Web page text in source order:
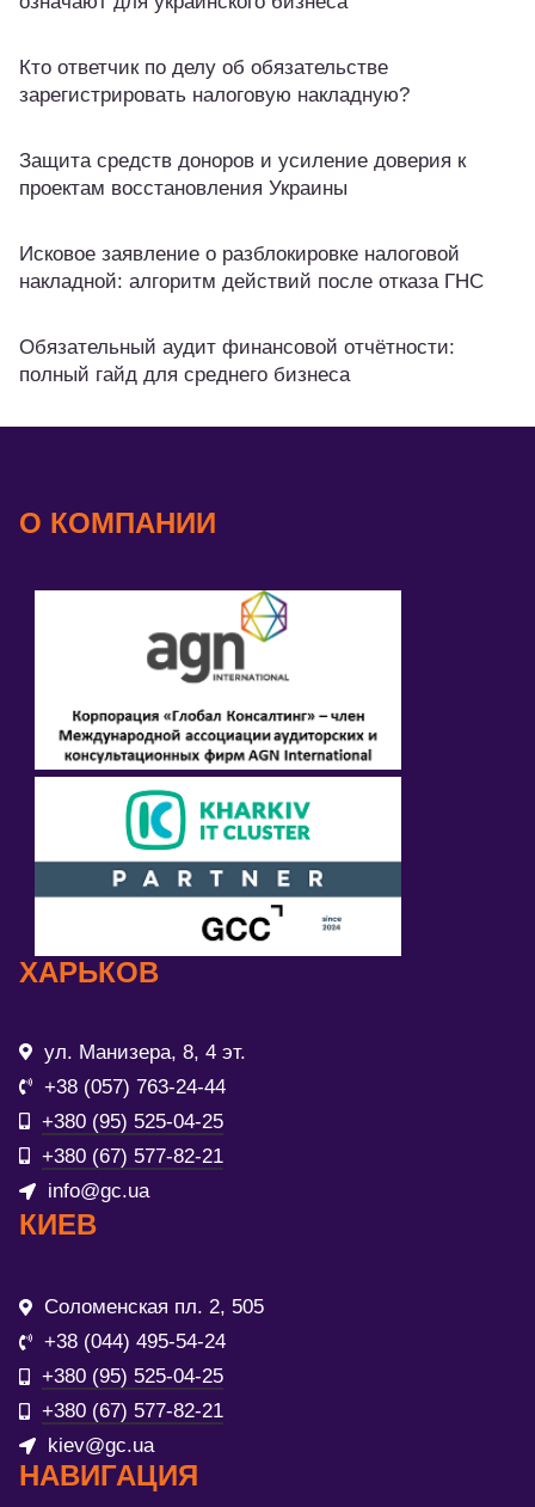
Кто ответчик по делу об обязательстве
зарегистрировать налоговую накладную?
Защита средств доноров и усиление доверия к
проектам восстановления Украины
Исковое заявление о разблокировке налоговой
накладной: алгоритм действий после отказа ГНС
Обязательный аудит финансовой отчётности:
полный гайд для среднего бизнеса
О КОМПАНИИ
ХАРЬКОВ
ул. Манизера, 8, 4 эт.
+38 (057) 763-24-44
+380 (95) 525-04-25
+380 (67) 577-82-21
info@gc.ua
КИЕВ
Соломенская пл. 2, 505
+38 (044) 495-54-24
+380 (95) 525-04-25
+380 (67) 577-82-21
kiev@gc.ua
НАВИГАЦИЯ